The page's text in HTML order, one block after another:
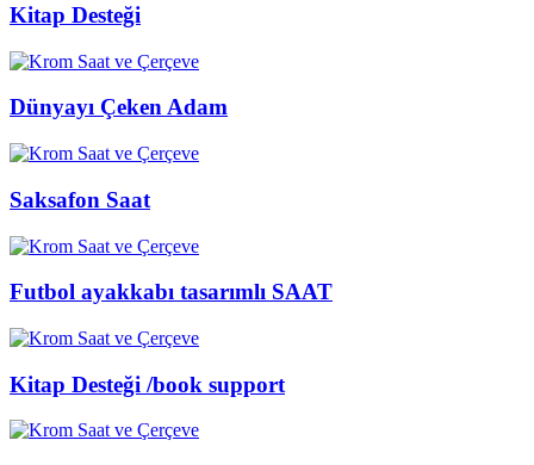
Kitap Desteği
Dünyayı Çeken Adam
Saksafon Saat
Futbol ayakkabı tasarımlı SAAT
Kitap Desteği /book support